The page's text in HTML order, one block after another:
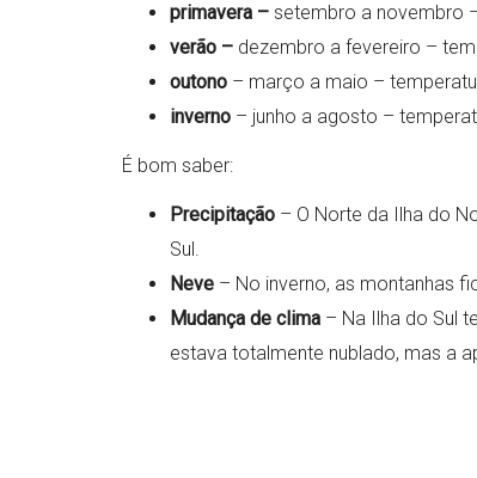
primavera – setembro a novembro
verão – dezembro a fevereiro –
outono – março a maio –
inverno – junho a agosto –
É bom saber:
Precipitação – O Norte da Ilha do
Sul.
Neve – No inverno, as montanhas
Mudança de clima – Na Ilha do Sul
estava totalmente nublado, mas a